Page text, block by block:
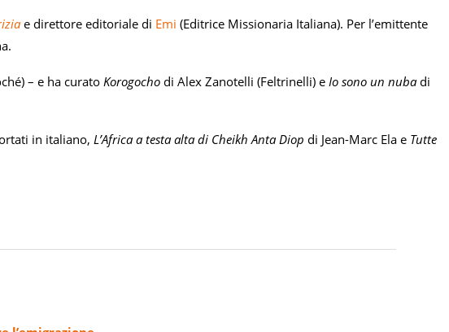
e direttore editoriale di Emi (Editrice Missionaria Italiana). Per l’emittente
– e ha curato Korogocho di Alex Zanotelli (Feltrinelli) e Io sono un nubadi
in italiano, L’Africa a testa alta di Cheikh Anta Diop di Jean-Marc Ela e Tutte